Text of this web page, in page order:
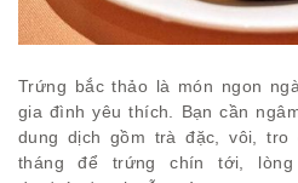
Trứng bắc thảo là món ngon
gia đình yêu thích. Bạn cần
dung dịch gồm trà đặc, vôi,
tháng để trứng chín tới, lòng